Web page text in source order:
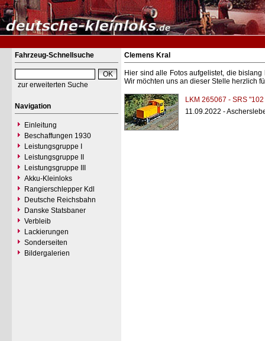
Fahrzeug-Schnellsuche
zur erweiterten Suche
Navigation
Einleitung
Beschaffungen 1930
Leistungsgruppe I
Leistungsgruppe II
Leistungsgruppe III
Akku-Kleinloks
Rangierschlepper Kdl
Deutsche Reichsbahn
Danske Statsbaner
Verbleib
Lackierungen
Sonderseiten
Bildergalerien
Clemens Kral
Hier sind alle Fotos aufgelistet, die
Wir möchten uns an dieser Stelle herzlich
LKM 265067 - SRS
11.09.2022 -